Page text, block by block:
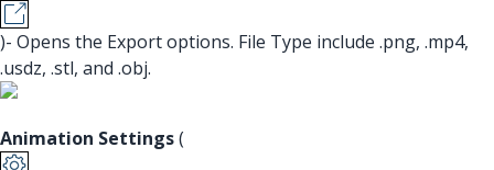
)- Opens the Export options. File Type include .png, .mp4,
.usdz, .stl, and .obj.
Animation Settings(